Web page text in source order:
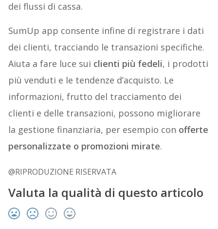
dei flussi di cassa.
SumUp app consente infine di registrare i dati
dei clienti, tracciando le transazioni specifiche.
Aiuta a fare luce sui clienti più fedeli, i prodotti
più venduti e le tendenze d’acquisto. Le
informazioni, frutto del tracciamento dei
clienti e delle transazioni, possono migliorare
la gestione finanziaria, per esempio con offerte
personalizzate o promozioni mirate.
@RIPRODUZIONE RISERVATA
Valuta la qualità di questo articolo